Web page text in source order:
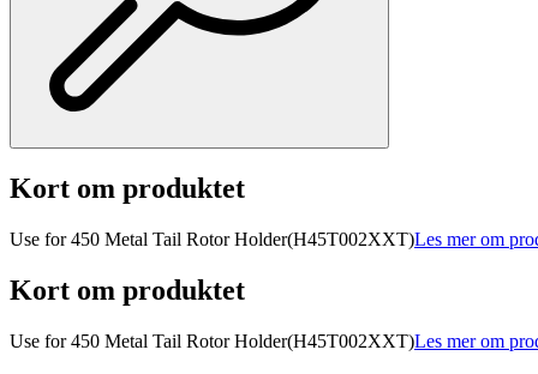
Kort om produktet
Use for 450 Metal Tail Rotor Holder(H45T002XXT)Les mer om
Kort om produktet
Use for 450 Metal Tail Rotor Holder(H45T002XXT)Les mer om